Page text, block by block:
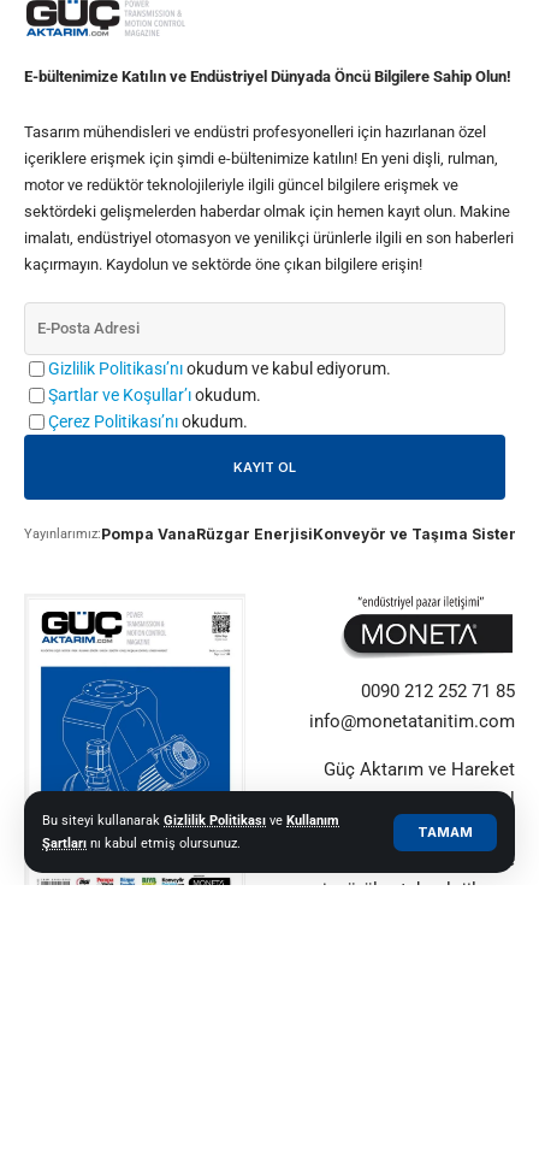
Bu siteyi kullanarak Gizlilik Politikası ve Kullanım
Şartları nı kabul etmiş olursunuz.
TAMAM
E-bültenimize Katılın ve Endüstriyel Dünyada Öncü Bilgilere Sahip Olun!
Tasarım mühendisleri ve endüstri profesyonelleri için hazırlanan özel
içeriklere erişmek için şimdi e-bültenimize katılın! En yeni dişli, rulman,
motor ve redüktör teknolojileriyle ilgili güncel bilgilere erişmek ve
sektördeki gelişmelerden haberdar olmak için hemen kayıt olun. Makine
imalatı, endüstriyel otomasyon ve yenilikçi ürünlerle ilgili en son haberleri
kaçırmayın. Kaydolun ve sektörde öne çıkan bilgilere erişin!
Gizlilik Politikası’nıokudum ve kabul ediyorum.
Şartlar ve Koşullar’ıokudum.
Çerez Politikası’nıokudum.
Yayınlarımız:Pompa VanaRüzgar EnerjisiKonveyör ve Taşıma
0090 212 252 71 85
info@monetatanitim.com
Güç Aktarım ve Hareket
Kontrol alanındaki küresel
yeniliklerin güvenilir adresi.
Sektör profesyonellerine
içgörüler, teknolojiler ve